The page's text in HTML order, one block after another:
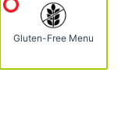
Gluten-Free Menu